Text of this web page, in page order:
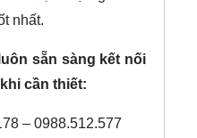
nhất.
sẵn sàng kết nối
cần thiết:
– 0988.512.577